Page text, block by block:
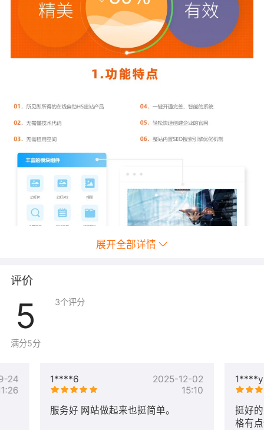
展开全部详情
评价
5
满分5分
3个评分
1****6
2025-12-02
15:10
服务好 网站做起来也挺简单。
1****y
挺好
格有
24